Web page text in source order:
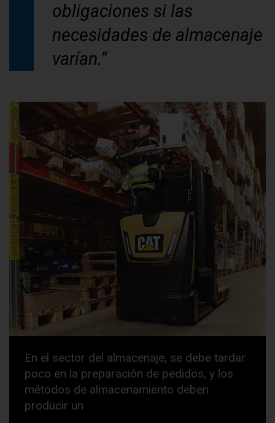
obligaciones si las
necesidades de almacenaje
varían.”
En el sector del almacenaje, se debe tardar
poco en la preparación de pedidos, y los
métodos de almacenamiento deben
producir un